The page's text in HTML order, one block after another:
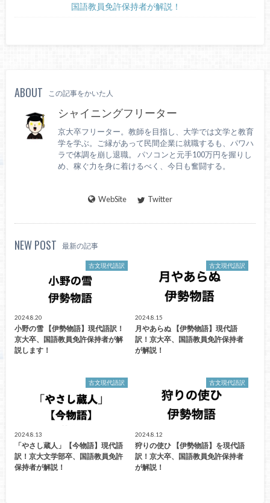
国語教員免許保持者が解説！
ABOUT この記事をかいた人
シャイニングフリーター
京大卒フリーター。教師を目指し、大学では文学と教育
学を学ぶ。ご縁があって民間企業に就職するも、パワハ
ラで体調を崩し退職。 パソコンと元手100万円を握りし
め、稼ぐ力を身に着けるべく、今日も奮闘する。
WebSite Twitter
NEW POST 最新の記事
古文現代語訳
2024.8.20
小野の雪 【伊勢物語】現代語訳！
京大卒、国語教員免許保持者が解
説します！
古文現代語訳
2024.8.15
月やあらぬ 【伊勢物語】現代語
訳！京大卒、国語教員免許保持者
が解説！
古文現代語訳
2024.8.13
「やさし蔵人」【今物語】現代語
訳！京大文学部卒、国語教員免許
保持者が解説！
古文現代語訳
2024.8.12
狩りの使ひ 【伊勢物語】を現代語
訳！京大卒、国語教員免許保持者
が解説！